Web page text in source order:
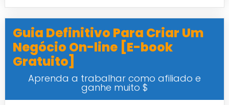
Guia Definitivo Para Criar Um
Negócio On-line [E-book
Gratuito]
Aprenda a trabalhar como afiliado e
ganhe muito $